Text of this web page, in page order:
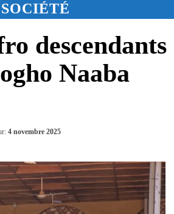
SOCIÉTÉ
Naaba
4 novembre 2025